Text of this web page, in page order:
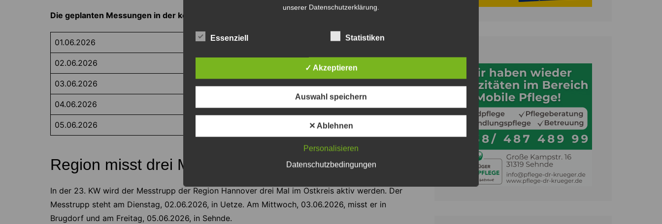
Die geplanten Messungen in der kommenden Woche
01.06.2026 Sehnde-Ost
02.06.2026
03.06.2026 Sehnde-Mitte
04.06.2026
05.06.2026
Region misst drei Mal im Ostkreis
In der 23. KW wird der Messtrupp der Region Hannover drei Mal im Ostkreis aktiv werden. Der
Messtrupp steht am Dienstag, 02.06.2026, in Uetze. Am Mittwoch, 03.06.2026, misst er in
Brugdorf und am Freitag, 05.06.2026, in Sehnde.
Anzeige
unserer Datenschutzerklärung.
Essenziell Statistiken
✓ Akzeptieren
Auswahl speichern
✕ Ablehnen
Personalisieren
Datenschutzbedingungen